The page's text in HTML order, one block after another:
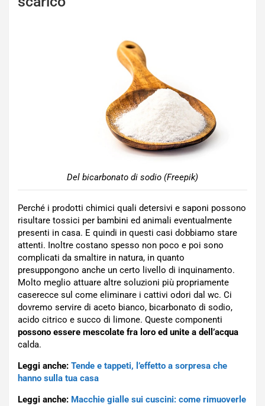
Del bicarbonato di sodio (Freepik)
Perché i prodotti chimici quali detersivi e saponi possono
risultare tossici per bambini ed animali eventualmente
presenti in casa. E quindi in questi casi dobbiamo stare
attenti. Inoltre costano spesso non poco e poi sono
complicati da smaltire in natura, in quanto
presuppongono anche un certo livello di inquinamento.
Molto meglio attuare altre soluzioni più propriamente
caserecce sul come eliminare i cattivi odori dal wc. Ci
dovremo servire di aceto bianco, bicarbonato di sodio,
acido citrico e succo di limone. Queste componenti
possono essere mescolate fra loro ed unite a dell’acqua
calda.
Leggi anche: Tende e tappeti, l’effetto a sorpresa che
hanno sulla tua casa
Leggi anche: Macchie gialle sui cuscini: come rimuoverle